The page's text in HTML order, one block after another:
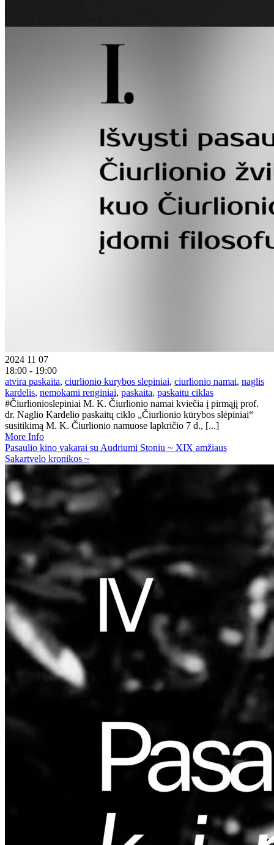
2024 11 07
18:00 - 19:00
atvira paskaita, ciurlionio kurybos slepiniai, ciurlionio namai, naglis
kardelis, nemokami renginiai, paskaita, paskaitu ciklas
#Čiurlionioslepiniai M. K. Čiurlionio namai kviečia į pirmąjį prof.
dr. Naglio Kardelio paskaitų ciklo „Čiurlionio kūrybos slėpiniai“
susitikimą M. K. Čiurlionio namuose lapkričio 7 d., [...]
More Info
Pasaulio kino vakarai su Audriumi Stoniu ~ XIX amžiaus
Sakartvelo kronikos ~